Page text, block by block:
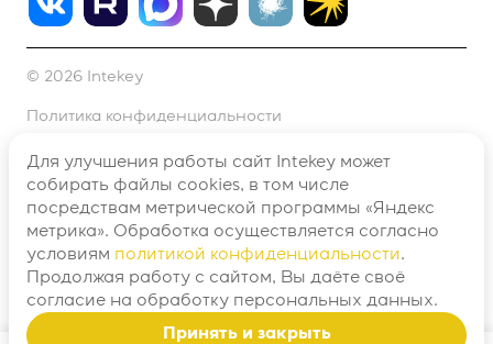
© 2026 Intekey
Политика конфиденциальности
Согласие на обработку персональных данных №1
Согласие на обработку персональных данных №2
Договор оферты
Разработано в
Для улучшения работы сайт Intekey может
собирать файлы cookies, в том числе
посредствам метрической программы «Яндекс
метрика». Обработка осуществляется согласно
условиям политикой конфиденциальности.
Продолжая работу с сайтом, Вы даёте своё
согласие на обработку персональных данных.
Принять и закрыть